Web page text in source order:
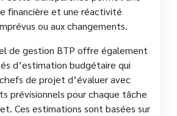
financière et une réactivité
ou aux changements.
de gestion BTP offre également
d’estimation budgétaire qui
de projet d’évaluer avec
prévisionnels pour chaque tâche
Ces estimations sont basées sur